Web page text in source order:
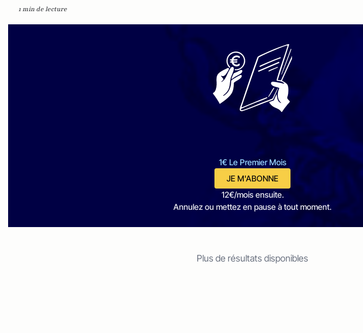
1 min de lecture
1€ Le Premier Mois
JE M'ABONNE
12€/mois ensuite.
Annulez ou mettez en pause à tout moment.
Plus de résultats disponibles